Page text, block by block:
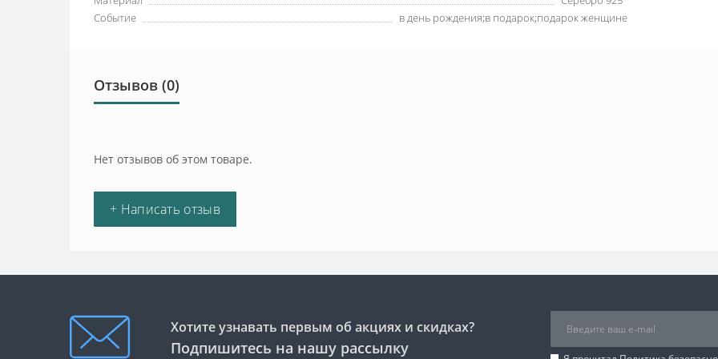
Событие
в день рождения;в подарок;подарок женщине
Отзывов (0)
Нет отзывов об этом товаре.
+ Написать отзыв
Хотите узнавать первым об акциях и скидках?
Подпишитесь на нашу рассылку